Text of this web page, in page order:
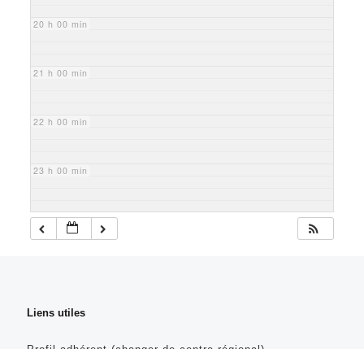
20 h 00 min
21 h 00 min
22 h 00 min
23 h 00 min
Liens utiles